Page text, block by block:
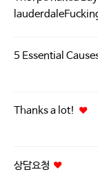
5 Essential
Thanks a lot!
상담요청